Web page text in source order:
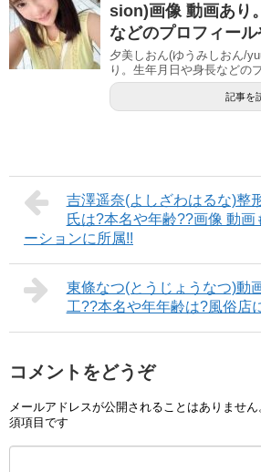
sion)画像 動画あり
などのプロフィー
夕美しおん(ゆうみしおん/
り。生年月日や身長などの
記事を
吉澤遥奈(よしざわはるな)整
氏は?本名や年齢??画像 動画
ーションに所属!!
東條なつ(とうじょうなつ)動
工??本名や年年齢は?風俗店
コメントをどうぞ
メールアドレスが公開されることはありません
須項目です